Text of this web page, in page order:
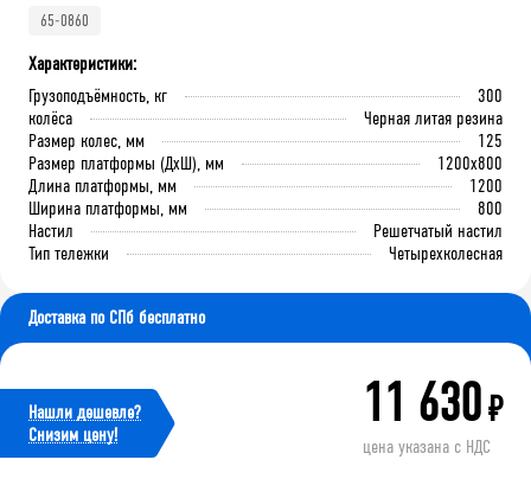
65-0860
Характеристики:
Грузоподъёмность, кг
300
колёса
Черная литая резина
Размер колес, мм
125
Размер платформы (ДхШ), мм
1200x800
Длина платформы, мм
1200
Ширина платформы, мм
800
Настил
Решетчатый настил
Тип тележки
Четырехколесная
Доставка по СПб бесплатно
Нашли дешевле?
Cнизим цену!
11 630₽
цена указана с НДС